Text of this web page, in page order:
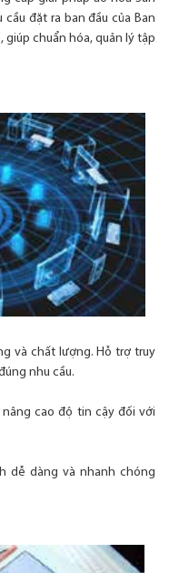
cầu đặt ra ban đầu của Ban
giúp chuẩn hóa, quản lý tập
và chất lượng. Hỗ trợ truy
nhu cầu.
cao độ tin cậy đối với
dễ dàng và nhanh chóng